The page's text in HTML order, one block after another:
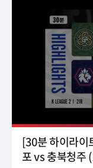
[30분 하이라이
포 vs 충북청주